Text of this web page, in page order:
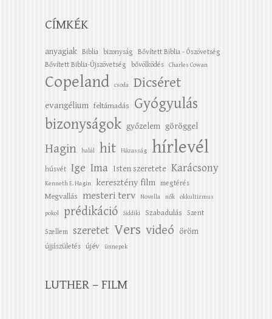
CÍMKÉK
anyagiak Biblia bizonyság
Bővített Biblia - Ószövetség
Bővített Biblia-Újszövetség
bővölködés Charles Cowan
Copeland csoda Dicséret
evangélium feltámadás
Gyógyulás
bizonyságok győzelem göröggel
Hagin halál hit Házasság hírlevél
húsvét Ige Ima Isten szeretete Karácsony
Kenneth E. Hagin keresztény film megtérés
Megvallás mesteri terv Novella nők okkultizmus
pokol prédikáció Siddiki Szabadulás Szent
Szellem szeretet Vers videó öröm
újjászületés újév ünnepek
LUTHER – FILM